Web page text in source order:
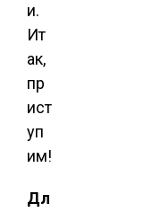
и.
Ит
ак,
пр
ист
уп
им!
Дл